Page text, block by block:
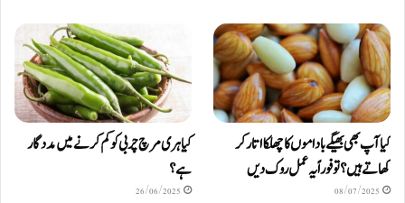
کیا آپ بھی بھیگے باداموں کا چھلکا اتار کر
کھاتے ہیں؟ تو فوراً یہ عمل روک دیں
08/07/2025
کیا ہری مرچ چربی کو کم کرنے میں مددگار
ہے؟
26/06/2025